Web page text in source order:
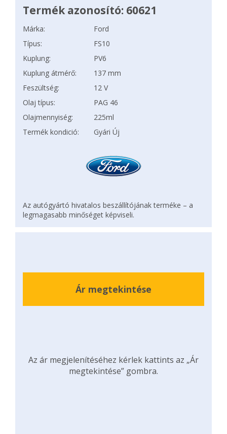
Termék azonosító: 60621
Márka:
Ford
Típus:
FS10
Kuplung:
PV6
Kuplung átmérő:
137 mm
Feszültség:
12 V
Olaj típus:
PAG 46
Olajmennyiség:
225ml
Termék kondició:
Gyári Új
Az autógyártó hivatalos beszállítójának terméke – a
legmagasabb minőséget képviseli.
Ár megtekintése
Az ár megjelenítéséhez kérlek kattints az „Ár
megtekintése” gombra.